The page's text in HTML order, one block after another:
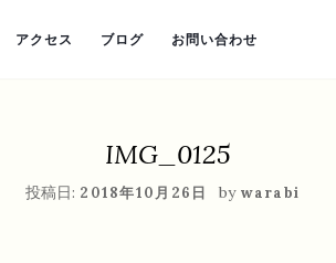
アクセス ブログ お問い合わせ
IMG_0125
投稿日: 2018年10月26日 by warabi